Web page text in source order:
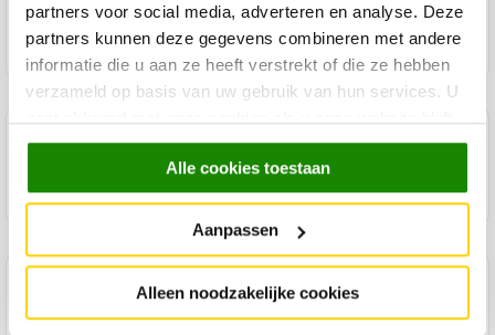
partners voor social media, adverteren en analyse. Deze
partners kunnen deze gegevens combineren met andere
informatie die u aan ze heeft verstrekt of die ze hebben
verzameld op basis van uw gebruik van hun services. U
gebruiken.
Alle cookies toestaan
Aanpassen
Alleen noodzakelijke cookies
Product onderhoud
Maak een winkelafspraak
Betaal met de volgende betaalmethodes